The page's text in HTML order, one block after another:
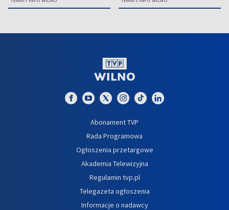
Abonament TVP
Rada Programowa
Ogłoszenia przetargowe
Akademia Telewizyjna
Regulamin tvp.pl
Telegazeta ogłoszenia
Informacje o nadawcy